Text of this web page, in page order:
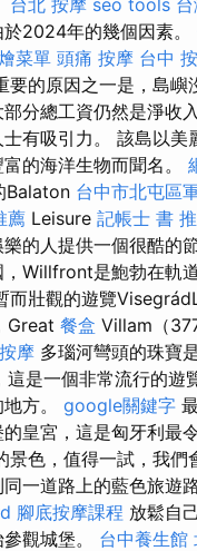
台北 按摩 seo tools
2024年的幾個因素。
菜單 頭痛 按摩 台中
要的原因之一是，島嶼
分總工資仍然是淨收
有吸引力。 該島以美
的海洋生物而聞名。
Balaton 台中市北屯區
薦 Leisure 記帳士 書
的人提供一個很酷的
，Willfront是鮑勃在軌
而壯觀的遊覽
Great 餐盒 Villam（
摩 多瑙河彎頭的珠寶
這是一個非常流行的遊
方。 google關鍵字
皇宮，這是匈牙利最
景色，值得一試，我們
一道路上的藍色旅遊
腳底按摩課程 放鬆自
觀城堡。 台中養生館